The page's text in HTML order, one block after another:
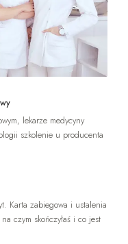
lekarze medycyny
szkolenie u producenta
Karta zabiegowa i ustalenia
czym skończyłaś i co jest